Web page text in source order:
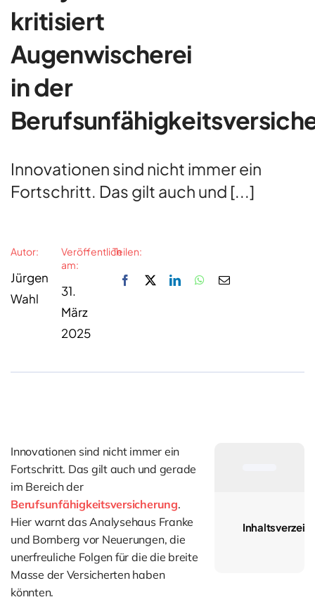
kritisiert
Augenwischerei
in der
Innovationen sind nicht immer ein
Fortschritt. Das gilt auch und [...]
Autor:
Jürgen
Wahl
Veröffentlich
am:
31.
März
2025
Teilen:
Innovationen sind nicht immer ein
Fortschritt. Das gilt auch und gerade
im Bereich der
Berufsunfähigkeitsversicherung.
Hier warnt das Analysehaus Franke
und Bornberg vor Neuerungen, die
unerfreuliche Folgen für die die breite
Masse der Versicherten haben
könnten.